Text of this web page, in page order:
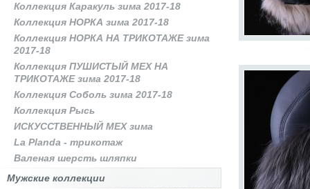
Коллекция Каракуль зима 2017-18
Коллекция НОРКА зима 2017-18
Коллекция НОРКА НА ТРИКОТАЖЕ зима
2017-18
Коллекция ПУШИСТЫЙ МЕХ НА
ТРИКОТАЖЕ зима 2017-18
Коллекция Соболь зима 2017-18
Коллекция Рысь
ИСКУССТВЕННЫЙ МЕХ зима
La Planda - трикотаж
Валеная шерсть шляпки
Мужские коллекции